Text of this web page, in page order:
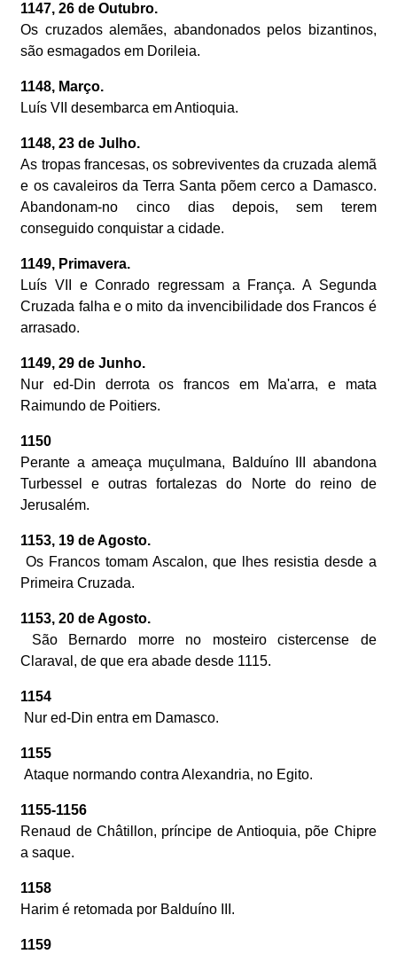
1147, 26 de Outubro.
Os cruzados alemães, abandonados pelos bizantinos,
são esmagados em Dorileia.
1148, Março.
Luís VII desembarca em Antioquia.
1148, 23 de Julho.
As tropas francesas, os sobreviventes da cruzada alemã
e os cavaleiros da Terra Santa põem cerco a Damasco.
Abandonam-no cinco dias depois, sem terem
conseguido conquistar a cidade.
1149, Primavera.
Luís VII e Conrado regressam a França. A Segunda
Cruzada falha e o mito da invencibilidade dos Francos é
arrasado.
1149, 29 de Junho.
Nur ed-Din derrota os francos em Ma'arra, e mata
Raimundo de Poitiers.
1150
Perante a ameaça muçulmana, Balduíno III abandona
Turbessel e outras fortalezas do Norte do reino de
Jerusalém.
1153, 19 de Agosto.
Os Francos tomam Ascalon, que lhes resistia desde a
Primeira Cruzada.
1153, 20 de Agosto.
São Bernardo morre no mosteiro cistercense de
Claraval, de que era abade desde 1115.
1154
Nur ed-Din entra em Damasco.
1155
Ataque normando contra Alexandria, no Egito.
1155-1156
Renaud de Châtillon, príncipe de Antioquia, põe Chipre
a saque.
1158
Harim é retomada por Balduíno III.
1159